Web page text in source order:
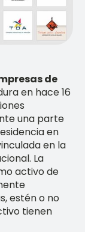
de
en hace 16
una parte
en
en la
La
activo de
estén o no
tienen